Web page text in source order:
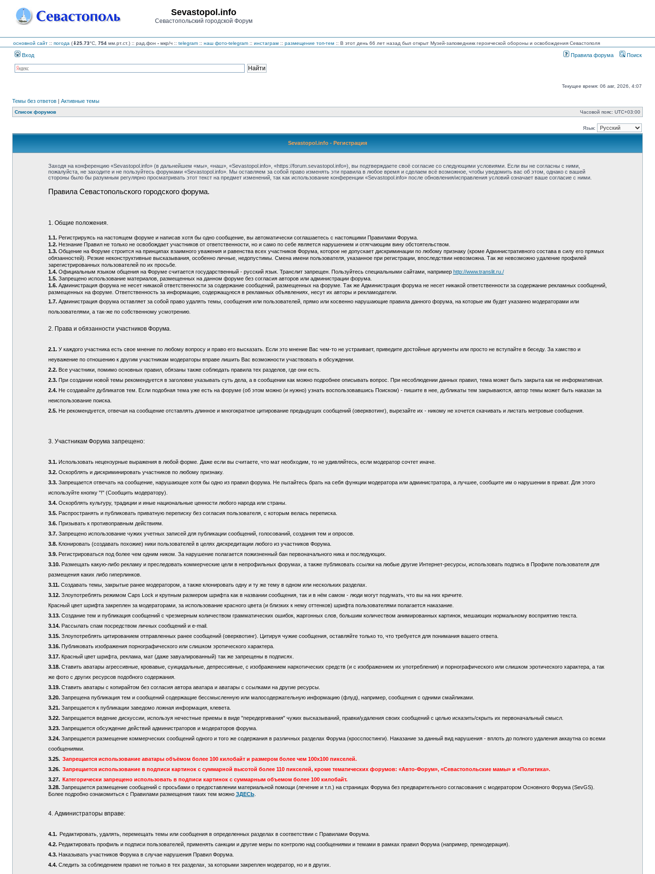
Sevastopol.info
Севастопольский городской Форум
основной сайт :: погода (⇓25.73°C, 754 мм.рт.ст.) :: рад.фон - мкр/ч :: telegram :: наш фото-telegram :: инстаграм :: размещение топ-тем :: В этот день 66 лет назад был открыт Музей-заповедникк героической обороны и освобождения Севастополя
Вход Правила форума Поиск
Текущее время: 06 авг, 2026, 4:07
Темы без ответов | Активные темы
Список форумов Часовой пояс: UTC+03:00
Язык:
Sevastopol.info - Регистрация
Заходя на конференцию «Sevastopol.info» (в дальнейшем «мы», «наш», «Sevastopol.info», «https://forum.sevastopol.info»), вы подтверждаете своё согласие со следующими условиями. Если вы не согласны с ними,
пожалуйста, не заходите и не пользуйтесь форумами «Sevastopol.info». Мы оставляем за собой право изменять эти правила в любое время и сделаем всё возможное, чтобы уведомить вас об этом, однако с вашей
стороны было бы разумным регулярно просматривать этот текст на предмет изменений, так как использование конференции «Sevastopol.info» после обновления/исправления условий означает ваше согласие с ними.
Правила Севастопольского городского форума.
1. Общие положения.
1.1.Регистрируясь на настоящем форуме и написав хотя бы одно сообщение, вы автоматически соглашаетесь с настоящими Правилами Форума.
1.2.Незнание Правил не только не освобождает участников от ответственности, но и само по себе является нарушением и отягчающим вину обстоятельством.
1.3.Общение на Форуме строится на принципах взаимного уважения и равенства всех участников Форума, которое не допускает дискриминации по любому признаку (кроме Административного состава в силу его прямых
обязанностей). Резкие неконструктивные высказывания, особенно личные, недопустимы. Смена имени пользователя, указанное при регистрации, впоследствии невозможна. Так же невозможно удаление профилей
зарегистрированных пользователей по их просьбе.
1.4.Официальным языком общения на Форуме считается государственный - русский язык. Транслит запрещен. Пользуйтесь специальными сайтами, например http://www.translit.ru./
1.5.Запрещено использование материалов, размещенных на данном форуме без согласия авторов или администрации форума.
1.6. Администрация форума не несет никакой ответственности за содержание сообщений, размещенных на форуме. Так же Администрация форума не несет никакой ответственности за содержание рекламных сообщений,
размещенных на форуме. Ответственность за информацию, содержащуюся в рекламных объявлениях, несут их авторы и рекламодатели.
1.7. Администрация форума оставляет за собой право удалять темы, сообщения или пользователей, прямо или косвенно нарушающие правила данного форума, на которые им будет указанно модераторами или
пользователями, а так-же по собственному усмотрению.
2. Права и обязанности участников Форума.
2.1.У каждого участника есть свое мнение по любому вопросу и право его высказать. Если это мнение Вас чем-то не устраивает, приведите достойные аргументы или просто не вступайте в беседу. За хамство и
неуважение по отношению к другим участникам модераторы вправе лишить Вас возможности участвовать в обсуждении.
2.2.Все участники, помимо основных правил, обязаны также соблюдать правила тех разделов, где они есть.
2.3.При создании новой темы рекомендуется в заголовке указывать суть дела, а в сообщении как можно подробнее описывать вопрос. При несоблюдении данных правил, тема может быть закрыта как не информативная.
2.4.Не создавайте дубликатов тем. Если подобная тема уже есть на форуме (об этом можно (и нужно) узнать воспользовавшись Поиском) - пишите в нее, дубликаты тем закрываются, автор темы может быть наказан за
неиспользование поиска.
2.5.Не рекомендуется, отвечая на сообщение отставлять длинное и многократное цитирование предыдущих сообщений (оверквотинг), вырезайте их - никому не хочется скачивать и листать метровые сообщения.
3. Участникам Форума запрещено:
3.1.Использовать нецензурные выражения в любой форме. Даже если вы считаете, что мат необходим, то не удивляйтесь, если модератор сочтет иначе.
3.2.Оскорблять и дискриминировать участников по любому признаку.
3.3.Запрещается отвечать на сообщение, нарушающее хотя бы одно из правил форума. Не пытайтесь брать на себя функции модератора или администратора, а лучшее, сообщите им о нарушении в приват. Для этого
используйте кнопку "!" (Сообщить модератору).
3.4.Оскорблять культуру, традиции и иные национальные ценности любого народа или страны.
3.5.Распространять и публиковать приватную переписку без согласия пользователя, с которым велась переписка.
3.6.Призывать к противоправным действиям.
3.7.Запрещено использование чужих учетных записей для публикации сообщений, голосований, создания тем и опросов.
3.8.Клонировать (создавать похожие) ники пользователей в целях дискредитации любого из участников Форума.
3.9.Регистрироваться под более чем одним ником. За нарушение полагается пожизненный бан первоначального ника и последующих.
3.10.Размещать какую-либо рекламу и преследовать коммерческие цели в непрофильных форумах, а также публиковать ссылки на любые другие Интернет-ресурсы, использовать подпись в Профиле пользователя для
размещения каких либо гиперлинков.
3.11.Создавать темы, закрытые ранее модератором, а также клонировать одну и ту же тему в одном или нескольких разделах.
3.12.Злоупотреблять режимом Caps Lock и крупным размером шрифта как в названии сообщения, так и в нём самом - люди могут подумать, что вы на них кричите.
Красный цвет шрифта закреплен за модераторами, за использование красного цвета (и близких к нему оттенков) шрифта пользователями полагается наказание.
3.13.Создание тем и публикация сообщений с чрезмерным количеством грамматических ошибок, жаргонных слов, большим количеством анимированных картинок, мешающих нормальному восприятию текста.
3.14.Рассылать спам посредством личных сообщений и e-mail.
3.15.Злоупотреблять цитированием отправленных ранее сообщений (оверквотинг). Цитируя чужие сообщения, оставляйте только то, что требуется для понимания вашего ответа.
3.16.Публиковать изображения порнографического или слишком эротического характера.
3.17.Красный цвет шрифта, реклама, мат (даже завуалированный) так же запрещены в подписях.
3.18.Ставить аватары агрессивные, кровавые, суицидальные, депрессивные, с изображением наркотических средств (и с изображением их употребления) и порнографического или слишком эротического характера, а так
же фото с других ресурсов подобного содержания.
3.19.Ставить аватары с копирайтом без согласия автора аватара и аватары с ссылками на другие ресурсы.
3.20.Запрещена публикация тем и сообщений содержащие бессмысленную или малосодержательную информацию (флуд), например, сообщения с одними смайликами.
3.21.Запрещается к публикации заведомо ложная информация, клевета.
3.22.Запрещается ведение дискуссии, используя нечестные приемы в виде "передергивания" чужих высказываний, правки/удаления своих сообщений с целью исказить/скрыть их первоначальный смысл.
3.23.Запрещается обсуждение действий администраторов и модераторов форума.
3.24.Запрещается размещение коммерческих сообщений одного и того же содержания в различных разделах Форума (кросспостинги). Наказание за данный вид нарушения - вплоть до полного удаления аккаутна со всеми
сообщениями.
3.25. Запрещается использование аватары объёмом более 100 килобайт и размером более чем 100х100 пикселей.
3.26. Запрещается использование в подписи картинок с суммарной высотой более 110 пикселей, кроме тематических форумов: «Авто-Форум», «Севастопольские мамы» и «Политика».
3.27. Категорически запрещено использовать в подписи картинок с суммарным объемом более 100 килобайт.
3.28. Запрещается размещение сообщений с просьбами о предоставлении материальной помощи (лечение и т.п.) на страницах Форума без предварительного согласования с модератором Основного Форума (SevGS).
Более подробно ознакомиться с Правилами размещения таких тем можно ЗДЕСЬ.
4. Администраторы вправе:
4.1. Редактировать, удалять, перемещать темы или сообщения в определенных разделах в соответствии с Правилами Форума.
4.2.Редактировать профиль и подписи пользователей, применять санкции и другие меры по контролю над сообщениями и темами в рамках правил Форума (например, премодерация).
4.3.Наказывать участников Форума в случае нарушения Правил Форума.
4.4.Следить за соблюдением правил не только в тех разделах, за которыми закреплен модератор, но и в других.